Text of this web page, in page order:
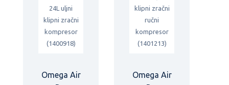
Omega Air
Omega Air